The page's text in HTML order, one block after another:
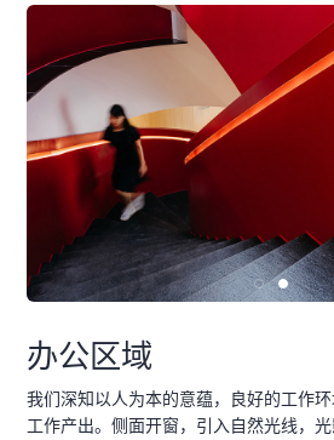
办公区域
我们深知以人为本的意蕴，良好的工作
工作产出。侧面开窗，引入自然光线，